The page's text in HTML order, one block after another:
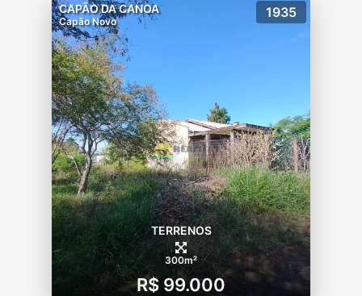
CAPÃO DA CANOA
Capão Novo
1935
TERRENOS
300m²
R$ 99.000